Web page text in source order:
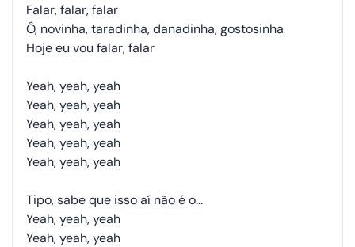
Falar, falar, falar
Ô, novinha, taradinha, danadinha, gostosinha
Hoje eu vou falar, falar
Yeah, yeah, yeah
Yeah, yeah, yeah
Yeah, yeah, yeah
Yeah, yeah, yeah
Yeah, yeah, yeah
Tipo, sabe que isso aí não é o...
Yeah, yeah, yeah
Yeah, yeah, yeah